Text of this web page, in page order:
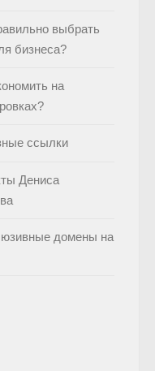
выбрать
бизнеса?
на
ссылки
Дениса
домены на